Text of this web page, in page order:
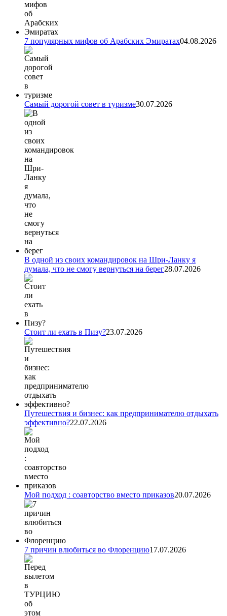
7 популярных мифов об Арабских Эмиратах04.08.2026
Самый дорогой совет в туризме30.07.2026
В одной из своих командировок на Шри-Ланку я
думала, что не смогу вернуться на берег28.07.2026
Стоит ли ехать в Пизу?23.07.2026
Путешествия и бизнес: как предпринимателю отдыхать
эффективно?22.07.2026
Мой подход : соавторство вместо приказов20.07.2026
7 причин влюбиться во Флоренцию17.07.2026